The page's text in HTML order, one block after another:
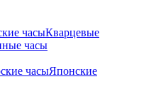
часыКварцевые
часы
часыЯпонские